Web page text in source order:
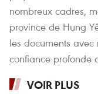
nombreux cadres,
province de Hung
les documents
confiance profonde
VOIR PLUS